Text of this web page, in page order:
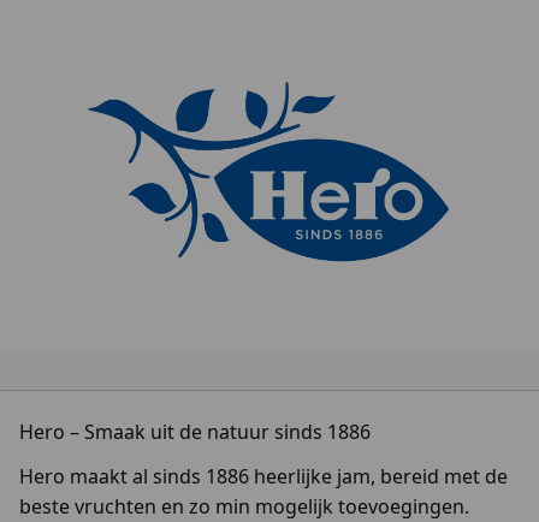
Hero – Smaak uit de natuur sinds 1886
Hero maakt al sinds 1886 heerlijke jam, bereid met de
beste vruchten en zo min mogelijk toevoegingen.